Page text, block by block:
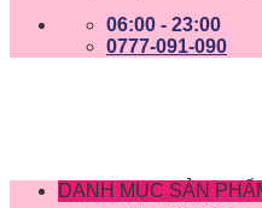
06:00 - 23:00
0777-091-090
DANH MỤC SẢN